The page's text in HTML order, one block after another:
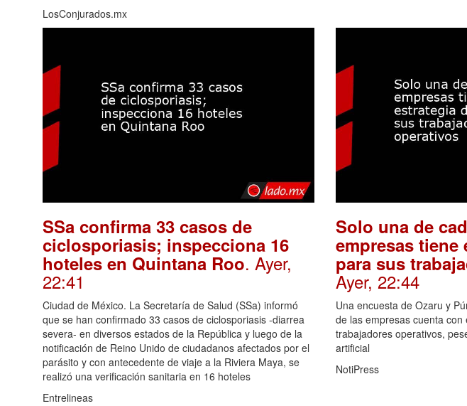
LosConjurados.mx
SSa confirma 33 casos de
ciclosporiasis; inspecciona 16
hoteles en Quintana Roo. Ayer,
22:41
Ciudad de México. La Secretaría de Salud (SSa) informó
que se han confirmado 33 casos de ciclosporiasis -diarrea
severa- en diversos estados de la República y luego de la
notificación de Reino Unido de ciudadanos afectados por el
parásito y con antecedente de viaje a la Riviera Maya, se
realizó una verificación sanitaria en 16 hoteles
Entrelineas
Solo una de
empresas
para sus
Ayer, 22:44
Una encuesta de Ozaru y
de las empresas cuenta
trabajadores operativos,
artificial
NotiPress